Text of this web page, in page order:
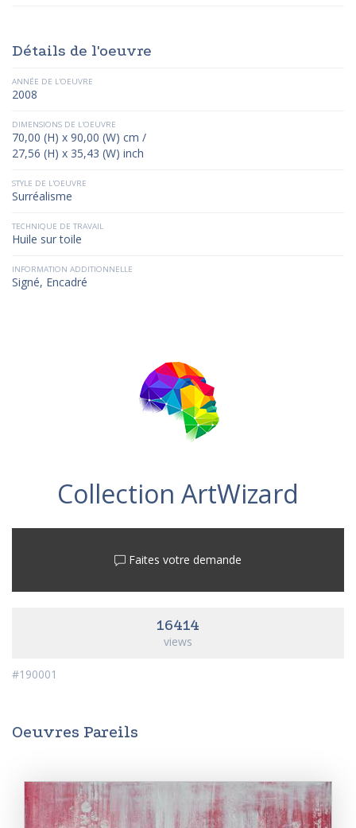
Détails de l'oeuvre
ANNÉE DE L'OEUVRE
2008
DIMENSIONS DE L'OEUVRE
70,00 (H) x 90,00 (W) cm /
27,56 (H) x 35,43 (W) inch
STYLE DE L'OEUVRE
Surréalisme
TECHNIQUE DE TRAVAIL
Huile sur toile
INFORMATION ADDITIONNELLE
Signé, Encadré
Collection ArtWizard
Faites votre demande
16414
views
#190001
Oeuvres Pareils